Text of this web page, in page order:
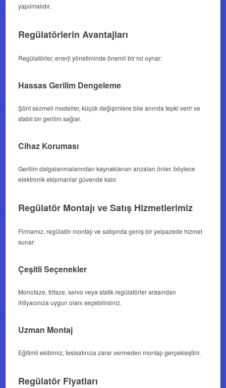
yapılmalıdır.
Regülatörlerin Avantajları
Regülatörler, enerji yönetiminde önemli bir rol oynar:
Hassas Gerilim Dengeleme
Şönt sezmeli modeller, küçük değişimlere bile anında tepki verir ve
stabil bir gerilim sağlar.
Cihaz Koruması
Gerilim dalgalanmalarından kaynaklanan arızaları önler, böylece
elektronik ekipmanlar güvende kalır.
Regülatör Montajı ve Satış Hizmetlerimiz
Firmamız, regülatör montajı ve satışında geniş bir yelpazede hizmet
sunar:
Çeşitli Seçenekler
Monofaze, trifaze, servo veya statik regülatörler arasından
ihtiyacınıza uygun olanı seçebilirsiniz.
Uzman Montaj
Eğitimli ekibimiz, tesisatınıza zarar vermeden montajı gerçekleştirir.
Regülatör Fiyatları